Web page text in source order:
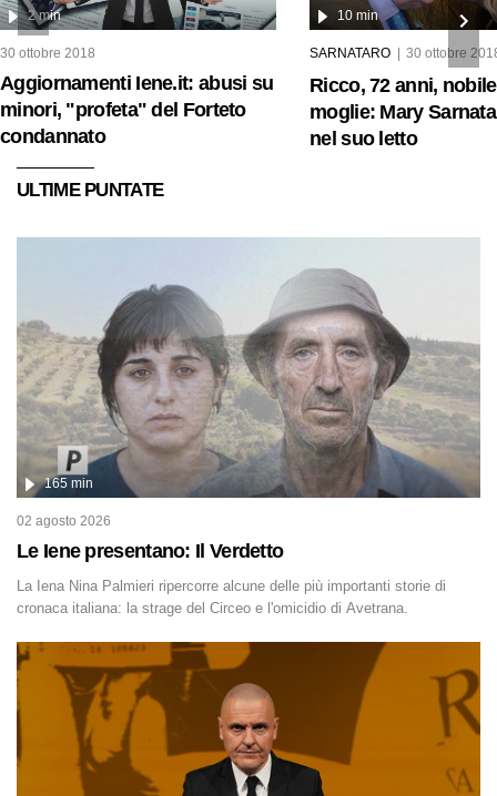
Aggiornamenti Iene.it: abusi su
minori, "profeta" del Forteto
condannato
2 min
30 ottobre 2018
Ricco, 72 anni,
moglie: Mary
nel suo letto
10 min
SARNATARO 30 ottobre
ULTIME PUNTATE
Le Iene presentano: Il Verdetto
165 min
02 agosto 2026
La Iena Nina Palmieri ripercorre alcune delle più importanti storie di
cronaca italiana: la strage del Circeo e l'omicidio di Avetrana.